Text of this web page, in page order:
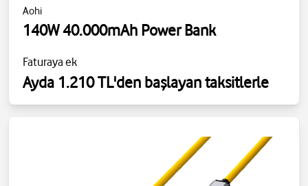
Aohi
140W 40.000mAh Power Bank
Faturaya ek
Ayda 1.210 TL'den başlayan taksitlerle